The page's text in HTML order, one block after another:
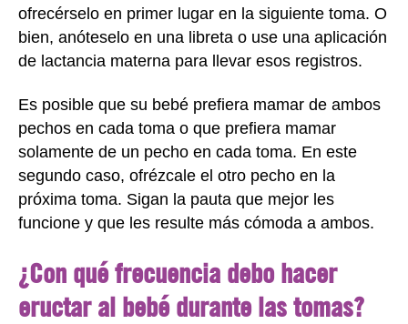
ofrecérselo en primer lugar en la siguiente toma. O
bien, anóteselo en una libreta o use una aplicación
de lactancia materna para llevar esos registros.
Es posible que su bebé prefiera mamar de ambos
pechos en cada toma o que prefiera mamar
solamente de un pecho en cada toma. En este
segundo caso, ofrézcale el otro pecho en la
próxima toma. Sigan la pauta que mejor les
funcione y que les resulte más cómoda a ambos.
¿Con qué frecuencia debo hacer
eructar al bebé durante las tomas?